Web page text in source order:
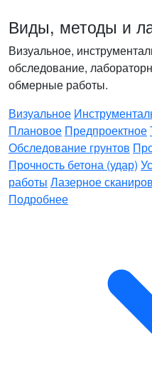
Виды, методы и
Визуальное,
обследование,
обмерные работы.
Визуальное
Плановое Предпроектное
Обследование грунтов
Прочность бетона (удар)
работы Лазерное
Подробнее